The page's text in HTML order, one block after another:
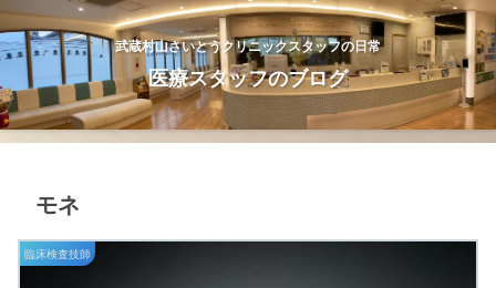
武蔵村山さいとうクリニックスタッフの日常
医療スタッフのブログ
モネ
臨床検査技師